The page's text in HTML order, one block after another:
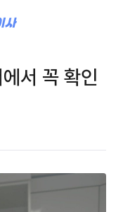
서 꼭 확인